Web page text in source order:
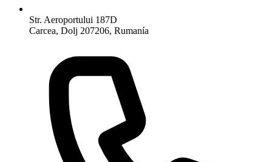
Str. Aeroportului 187D
Carcea, Dolj 207206, Rumanía